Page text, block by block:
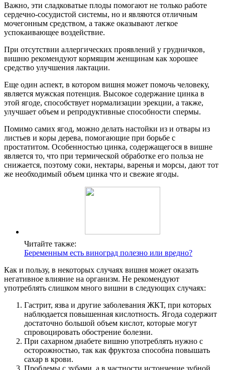
Важно, эти сладковатые плоды помогают не только работе
сердечно-сосудистой системы, но и являются отличным
мочегонным средством, а также оказывают легкое
успокаивающее воздействие.
При отсутствии аллергических проявлений у грудничков,
вишню рекомендуют кормящим женщинам как хорошее
средство улучшения лактации.
Еще один аспект, в котором вишня может помочь человеку,
является мужская потенция. Высокое содержание цинка в
этой ягоде, способствует нормализации эрекции, а также,
улучшает объем и репродуктивные способности спермы.
Помимо самих ягод, можно делать настойки из и отвары из
листьев и коры дерева, помогающие при борьбе с
простатитом. Особенностью цинка, содержащегося в вишне
является то, что при термической обработке его польза не
снижается, поэтому соки, нектары, варенья и морсы, дают тот
же необходимый объем цинка что и свежие ягоды.
Читайте также:
Беременным есть виноград полезно или вредно?
Как и пользу, в некоторых случаях вишня может оказать
негативное влияние на организм. Не рекомендуют
употреблять слишком много вишни в следующих случаях:
Гастрит, язва и другие заболевания ЖКТ, при которых
наблюдается повышенная кислотность. Ягода содержит
достаточно большой объем кислот, которые могут
спровоцировать обострение болезни.
При сахарном диабете вишню употреблять нужно с
осторожностью, так как фруктоза способна повышать
сахар в крови.
Проблемы с зубами, а в частности истончение зубной